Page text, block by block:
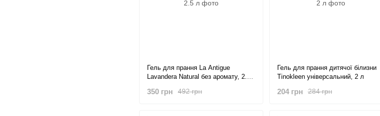
Гель для прання La Antigue
Lavandera Natural без аромату, 2.5
492 грн
350 грн
Гель для прання дитячої білизни
Tinokleen універсальний, 2 л
284 грн
204 грн